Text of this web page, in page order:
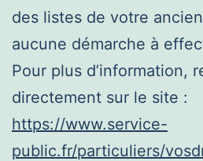
des listes de votre
aucune démarche à
Pour plus d’information,
directement sur le site :
https://www.service-
public.fr/particuliers/